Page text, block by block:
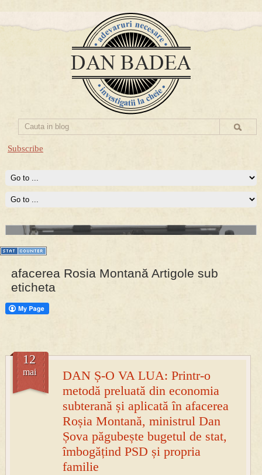
Subscribe
PRESA
afacerea Rosia Montană Artigole sub
eticheta
DAN Ș-O VA LUA: Printr-o
metodă preluată din economia
subterană și aplicată în afacerea
Roșia Montană, ministrul Dan
Șova păgubește bugetul de stat,
îmbogățind PSD și propria
familie
12
mai